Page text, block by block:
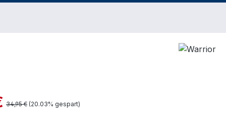
Regulärer Preis:
34,95 € (20.03% gespart)